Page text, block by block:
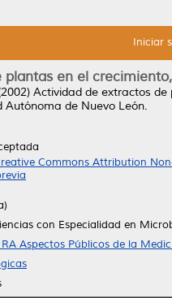
Iniciar
en el
Actividad de extractos de
de Nuevo León.
Commons Attribution
con Especialidad en
Aspectos Públicos de la